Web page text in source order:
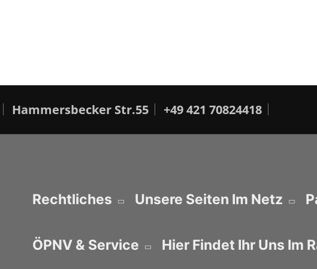
Hammersbecker Str.55 +49 421 70824418
Rechtliches Unsere Seiten Im Netz
ÖPNV & Service Hier Findet Ihr Uns Im